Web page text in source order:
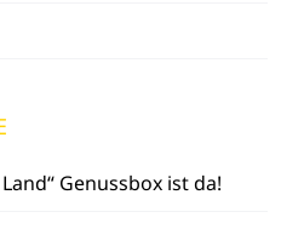
Genussbox ist da!